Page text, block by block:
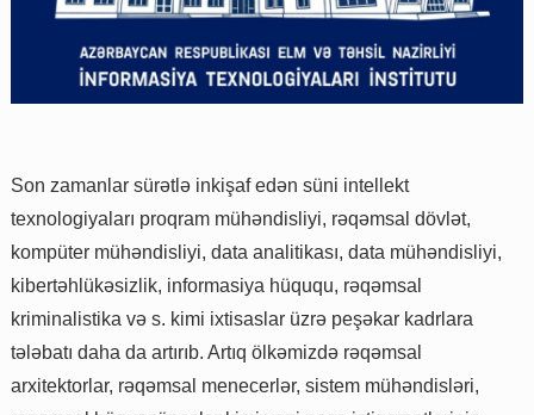
Son zamanlar sürətlə inkişaf edən süni intellekt
texnologiyaları proqram mühəndisliyi, rəqəmsal dövlət,
kompüter mühəndisliyi, data analitikası, data mühəndisliyi,
kibertəhlükəsizlik, informasiya hüququ, rəqəmsal
kriminalistika və s. kimi ixtisaslar üzrə peşəkar kadrlara
tələbatı daha da artırıb. Artıq ölkəmizdə rəqəmsal
arxitektorlar, rəqəmsal menecerlər, sistem mühəndisləri,